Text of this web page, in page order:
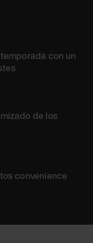
con un
de los
convenience